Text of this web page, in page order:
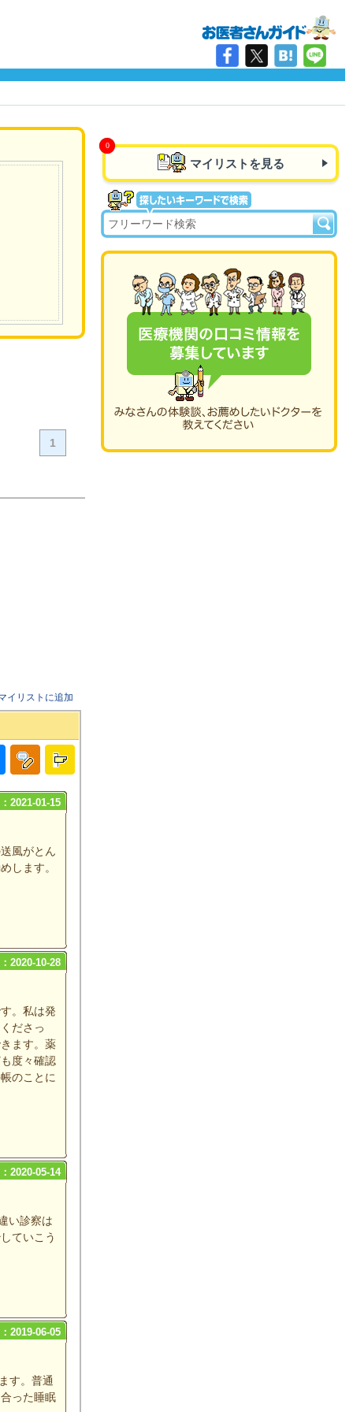
1
イリストに追加
2021-01-15
風がとん
します。
2020-10-28
。私は発
ださっ
ます。薬
度々確認
のことに
2020-05-14
い診察は
ていこう
2019-06-05
す。普通
った睡眠
マイリストを見る